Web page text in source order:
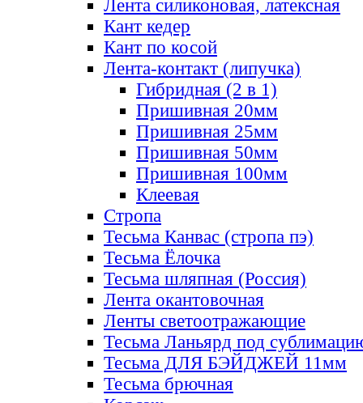
Лента силиконовая, латексная
Кант кедер
Кант по косой
Лента-контакт (липучка)
Гибридная (2 в 1)
Пришивная 20мм
Пришивная 25мм
Пришивная 50мм
Пришивная 100мм
Клеевая
Стропа
Тесьма Канвас (стропа пэ)
Тесьма Ёлочка
Тесьма шляпная (Россия)
Лента окантовочная
Ленты светоотражающие
Тесьма Ланьярд под
Тесьма ДЛЯ БЭЙДЖЕЙ 11мм
Тесьма брючная